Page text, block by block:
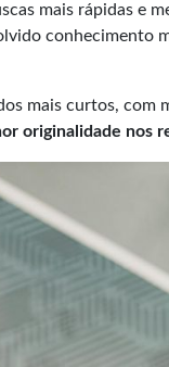
mais rápidas e
conhecimento
mais curtos, com
originalidade nos